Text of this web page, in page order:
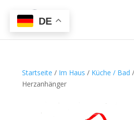
Startseite / Im Haus / Küche / Bad
Herzanhänger
DE